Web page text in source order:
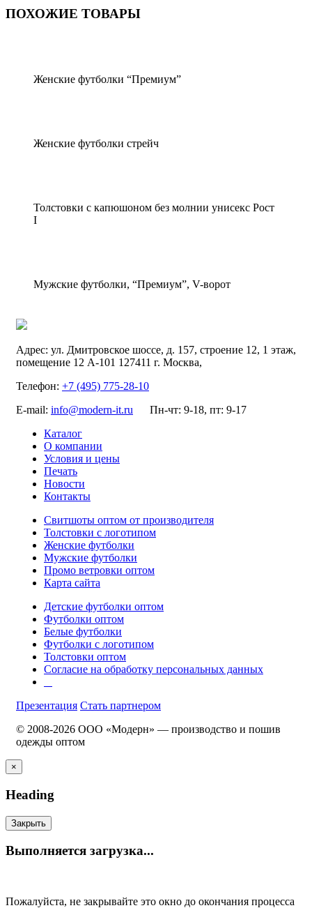
ПОХОЖИЕ ТОВАРЫ
Женские футболки “Премиум”
Женские футболки стрейч
Толстовки с капюшоном без молнии унисекс Рост
I
Мужские футболки, “Премиум”, V-ворот
Адрес: ул. Дмитровское шоссе, д. 157, строение 12, 1 этаж,
помещение 12 А-101 127411 г. Москва,
Телефон: +7 (495) 775-28-10
E-mail: info@modern-it.ru
Пн-чт: 9-18, пт: 9-17
Каталог
О компании
Условия и цены
Печать
Новости
Контакты
Свитшоты оптом от производителя
Толстовки с логотипом
Женские футболки
Мужские футболки
Промо ветровки оптом
Карта сайта
Детские футболки оптом
Футболки оптом
Белые футболки
Футболки с логотипом
Толстовки оптом
Согласие на обработку персональных данных
Презентация Стать партнером
© 2008-2026 ООО «Модерн» — производство и пошив
одежды оптом
×
Heading
Закрыть
Выполняется загрузка...
Пожалуйста, не закрывайте это окно до окончания процесса